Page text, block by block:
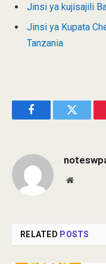
Jinsi ya kujisajili
Jinsi ya Kupata
Tanzania
FacebookTwitter
Website
RELATED POSTS